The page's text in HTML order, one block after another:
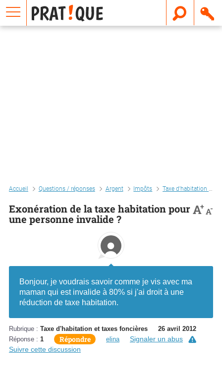
Accueil Questions / réponses Argent Impôts Taxe d'habitation et taxes foncières
Exonération de la taxe habitation pour
une personne invalide ?
A+A-
Bonjour, je voudrais savoir comme je vis avec ma
maman qui est invalide à 80% si j'ai droit à une
réduction de taxe habitation.
Rubrique : Taxe d'habitation et taxes foncières
26 avril 2012
Réponse : 1 Répondre elina
Signaler un abus
Suivre cette discussion
E
m
a